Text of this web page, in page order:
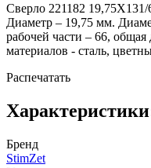
Сверло 221182 19,75X131/
Диаметр – 19,75 мм.
рабочей части – 66,
материалов - сталь,
Распечатать
Бренд
StimZet